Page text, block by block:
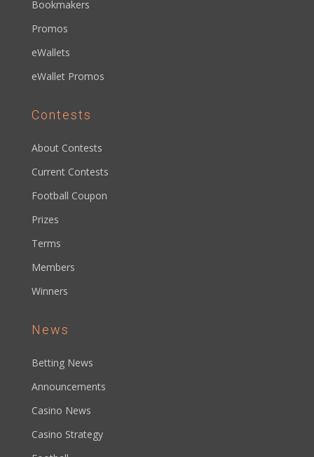
Bookmakers
Promos
eWallets
eWallet Promos
Contests
About Contests
Current Contests
Football Coupon
Prizes
Terms
Members
Winners
News
Betting News
Announcements
Casino News
Casino Strategy